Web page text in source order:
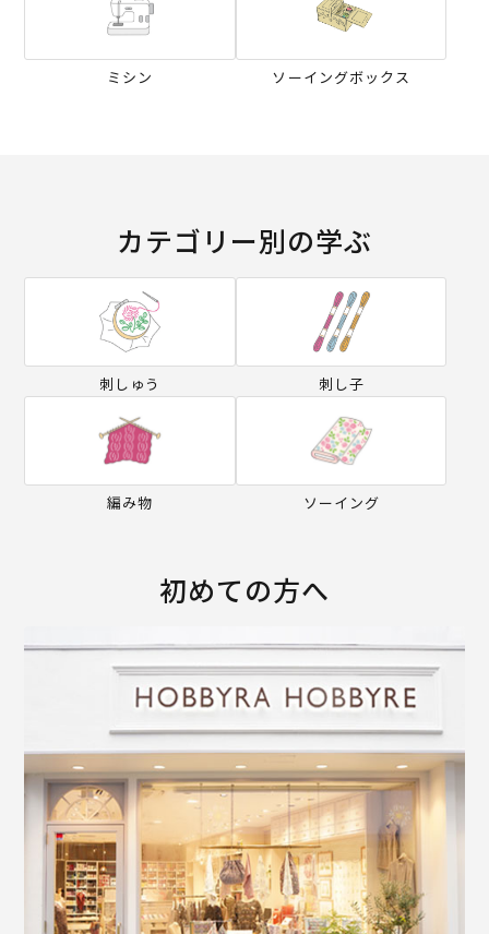
ミシン ソーイングボックス
カテゴリー別の学ぶ
刺しゅう 刺し子
編み物 ソーイング
初めての方へ